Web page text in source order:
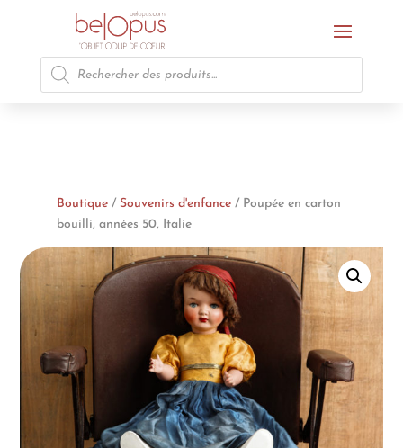
Recherche
de
produits
Boutique/ Souvenirs d'enfance/ Poupée en carton
bouilli, années 50, Italie